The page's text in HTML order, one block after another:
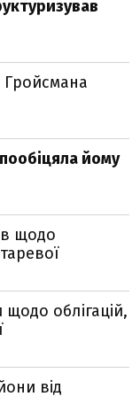
йому
щодо
облігацій,
від